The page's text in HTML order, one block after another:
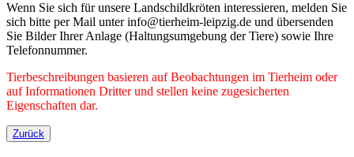
Wenn Sie sich für unsere Landschildkröten interessieren, melden Sie
sich bitte per Mail unter info@tierheim-leipzig.de und übersenden
Sie Bilder Ihrer Anlage (Haltungsumgebung der Tiere) sowie Ihre
Telefonnummer.
Tierbeschreibungen basieren auf Beobachtungen im Tierheim oder
auf Informationen Dritter und stellen keine zugesicherten
Eigenschaften dar.
Zurück